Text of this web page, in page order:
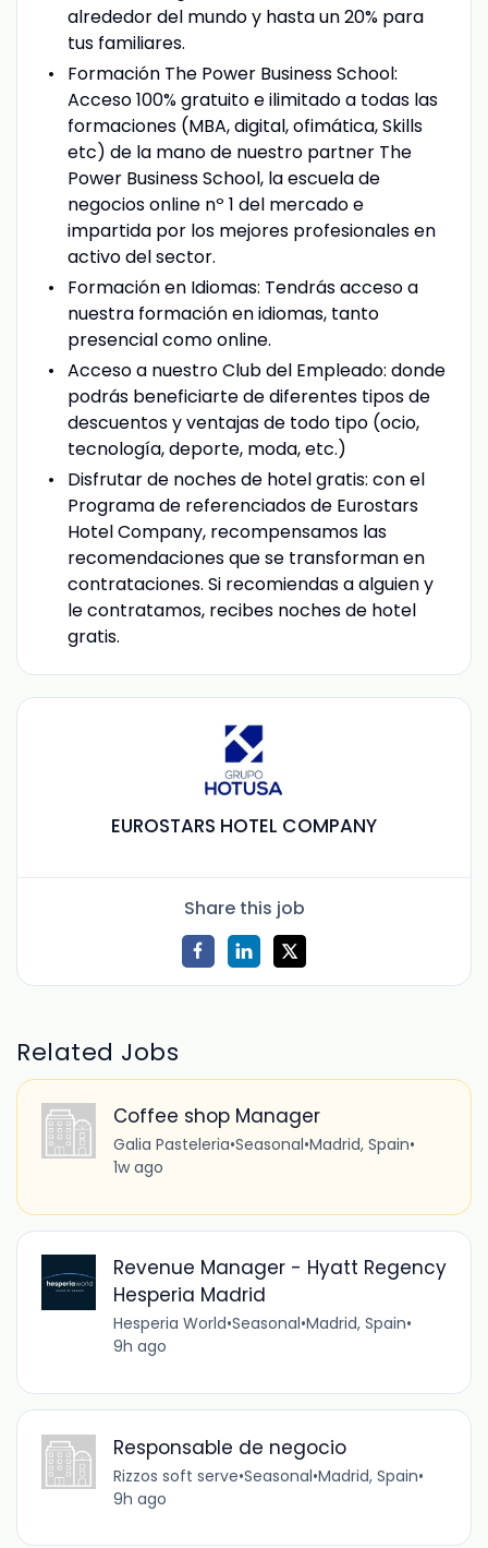
alrededor del mundo y hasta un 20% para
tus familiares.
Formación The Power Business School:
Acceso 100% gratuito e ilimitado a todas las
formaciones (MBA, digital, ofimática, Skills
etc) de la mano de nuestro partner The
Power Business School, la escuela de
negocios online nº 1 del mercado e
impartida por los mejores profesionales en
activo del sector.
Formación en Idiomas: Tendrás acceso a
nuestra formación en idiomas, tanto
presencial como online.
Acceso a nuestro Club del Empleado: donde
podrás beneficiarte de diferentes tipos de
descuentos y ventajas de todo tipo (ocio,
tecnología, deporte, moda, etc.)
Disfrutar de noches de hotel gratis: con el
Programa de referenciados de Eurostars
Hotel Company, recompensamos las
recomendaciones que se transforman en
contrataciones. Si recomiendas a alguien y
le contratamos, recibes noches de hotel
gratis.
EUROSTARS HOTEL COMPANY
Share this job
Related Jobs
Coffee shop Manager
Galia Pasteleria•Seasonal•Madrid, Spain•
1w ago
Revenue Manager - Hyatt Regency
Hesperia Madrid
Hesperia World•Seasonal•Madrid, Spain•
9h ago
Responsable de negocio
Rizzos soft serve•Seasonal•Madrid, Spain•
9h ago